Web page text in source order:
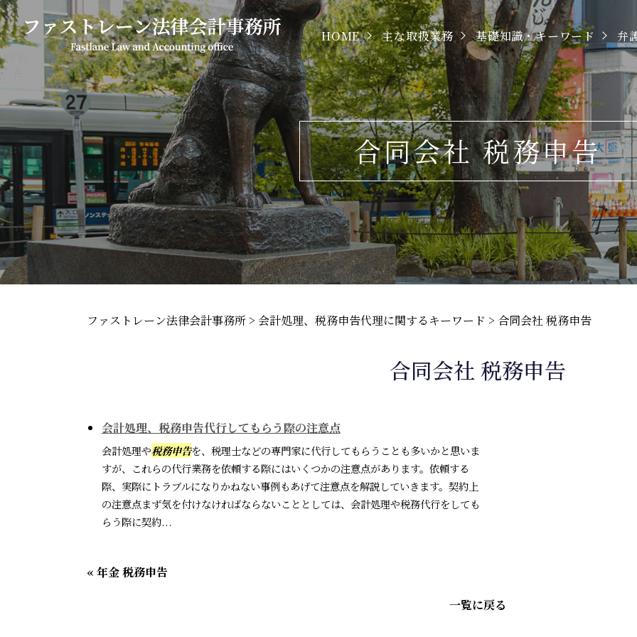
HOME 主な取扱業務 基礎知識・キーワード 弁
合同会社 税務申告
ファストレーン法律会計事務所 > 会計処理、税務申告代理に関するキーワード > 合同会社 税務申告
合同会社 税務申告
会計処理、税務申告代行してもらう際の注意点
会計処理や税務申告を、税理士などの専門家に代行してもらうことも多いかと思いま
すが、これらの代行業務を依頼する際にはいくつかの注意点があります。依頼する
際、実際にトラブルになりかねない事例もあげて注意点を解説していきます。契約上
の注意点まず気を付けなければならないこととしては、会計処理や税務代行をしても
らう際に契約...
« 年金 税務申告
一覧に戻る